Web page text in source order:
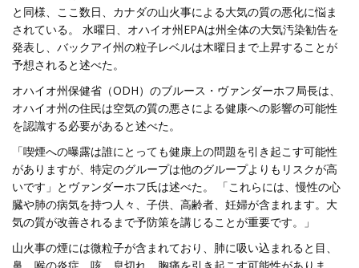
と同様、ここ数日、カナダの山火事による大気の質の悪化に悩ま
されている。 水曜日、オハイオ州EPAは州全体の大気汚染勧告を
発表し、バックアイ州の粒子レベルは木曜日まで上昇することが
予想されると述べた。
オハイオ州保健省（ODH）のブルース・ヴァンダーホフ局長は、
オハイオ州の住民は空気の質の悪さによる健康への影響の可能性
を認識する必要があると述べた。
「喫煙への曝露は誰にとっても健康上​​の問題を引き起こす可能性
がありますが、特定のグループは他のグループよりもリスクが高
いです」とヴァンダーホフ氏は述べた。 「これらには、慢性の心
臓や肺の病気を持つ人々、子供、高齢者、妊婦が含まれます。大
気の質が改善されるまで予防策を講じることが重要です。」
山火事の煙には微粒子が含まれており、肺に吸い込まれると目、